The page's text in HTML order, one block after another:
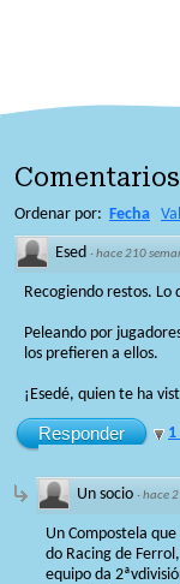
Comentarios
Ordenar por: Fecha
Esed ·hace 210
Recogiendo restos. Lo
Peleando por
los prefieren a ellos.
¡Esedé, quien te ha
Responder
Un socio ·hace
Un Compostela
do Racing de
equipo da